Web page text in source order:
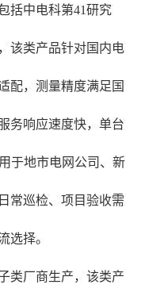
括中电科第41研究
该类产品针对国内电
配，测量精度满足国
务响应速度快，单台
于地市电网公司、新
常巡检、项目验收需
选择。
类厂商生产，该类产